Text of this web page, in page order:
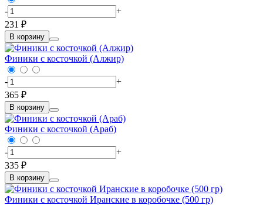
-
+
231 ₽
В корзину
Финики с косточкой (Алжир)
-
+
365 ₽
В корзину
Финики с косточкой (Араб)
-
+
335 ₽
В корзину
Финики с косточкой Иранские в коробочке (500 гр)